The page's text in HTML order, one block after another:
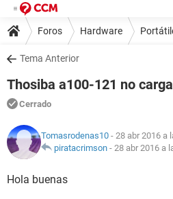
Foros Hardware
Tema Anterior
Thosiba a100-121 no
Cerrado
Tomasrodenas10 - 28 abr 2016 a
piratacrimson - 28 abr 2016 a
Hola buenas